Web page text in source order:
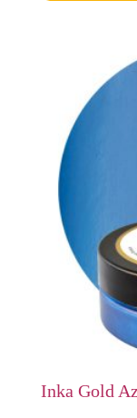
Inka Gold